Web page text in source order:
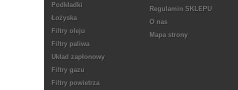
Podkładki
Łożyska
Filtry oleju
Filtry paliwa
Układ zapłonowy
Filtry gazu
Filtry powietrza
Regulamin SKLEPU
O nas
Mapa strony